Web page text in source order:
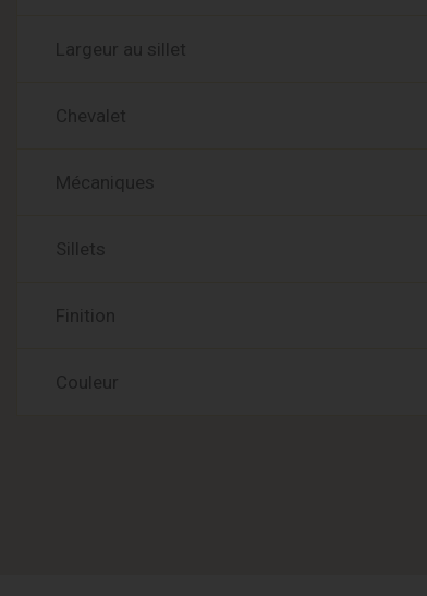
Largeur au sillet
Chevalet
Mécaniques
Sillets
Finition
Couleur